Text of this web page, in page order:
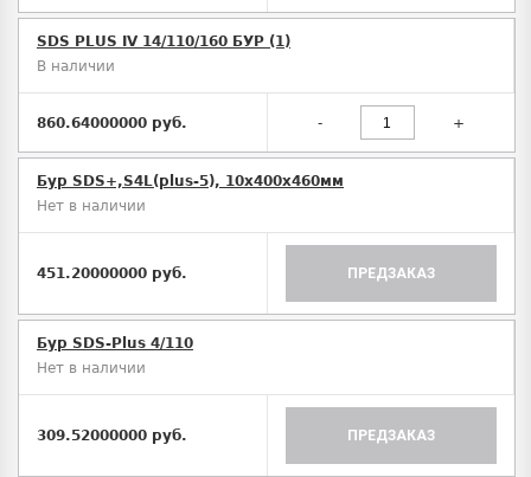
SDS PLUS IV 14/110/160 БУР (1)
В наличии
860.64000000 руб. - +
Бур SDS+,S4L(plus-5), 10х400x460мм
Нет в наличии
451.20000000 руб. ПРЕДЗАКАЗ
Бур SDS-Plus 4/110
Нет в наличии
309.52000000 руб. ПРЕДЗАКАЗ